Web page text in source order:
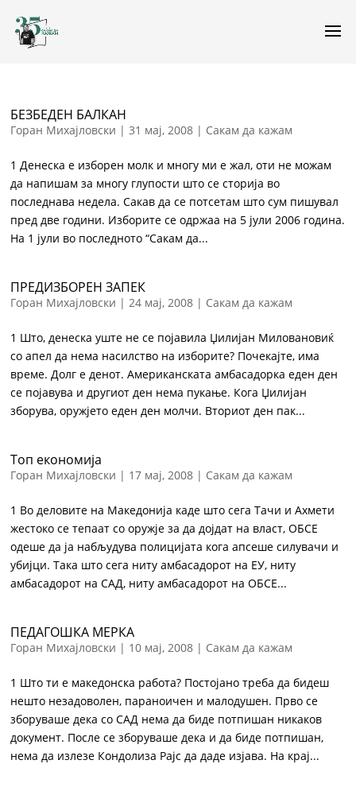
БЕЗБЕДЕН БАЛКАН
Горан Михајловски |31 мај, 2008 | Сакам да кажам
1 Денеска е изборен молк и многу ми е жал, оти не можам
да напишам за многу глупости што се сторија во
последнава недела. Сакав да се потсетам што сум пишувал
пред две години. Изборите се одржаа на 5 јули 2006 година.
На 1 јули во последното “Сакам да...
ПРЕДИЗБОРЕН ЗАПЕК
Горан Михајловски |24 мај, 2008 | Сакам да кажам
1 Што, денеска уште не се појавила Џилијан Миловановиќ
со апел да нема насилство на изборите? Почекајте, има
време. Долг е денот. Американската амбасадорка еден ден
се појавува и другиот ден нема пукање. Кога Џилијан
зборува, оружјето еден ден молчи. Вториот ден пак...
Топ економија
Горан Михајловски | 17 мај, 2008 | Сакам да кажам
1 Во деловите на Македонија каде што сега Тачи и Ахмети
жестоко се тепаат со оружје за да дојдат на власт, ОБСЕ
одеше да ја набљудува полицијата кога апсеше силувачи и
убијци. Така што сега ниту амбасадорот на ЕУ, ниту
амбасадорот на САД, ниту амбасадорот на ОБСЕ...
ПЕДАГОШКА МЕРКА
Горан Михајловски | 10 мај, 2008 | Сакам да кажам
1 Што ти е македонска работа? Постојано треба да бидеш
нешто незадоволен, параноичен и малодушен. Прво се
зборуваше дека со САД нема да биде потпишан никаков
документ. После се зборуваше дека и да биде потпишан,
нема да излезе Кондолиза Рајс да даде изјава. На крај...